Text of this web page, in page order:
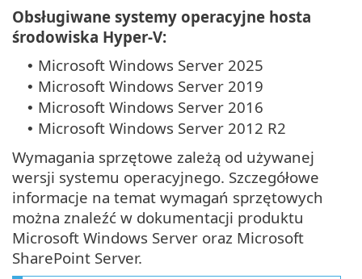
Obsługiwane systemy operacyjne hosta
środowiska Hyper-V:
• Microsoft Windows Server 2025
• Microsoft Windows Server 2019
• Microsoft Windows Server 2016
• Microsoft Windows Server 2012 R2
Wymagania sprzętowe zależą od używanej
wersji systemu operacyjnego. Szczegółowe
informacje na temat wymagań sprzętowych
można znaleźć w dokumentacji produktu
Microsoft Windows Server oraz Microsoft
SharePoint Server.